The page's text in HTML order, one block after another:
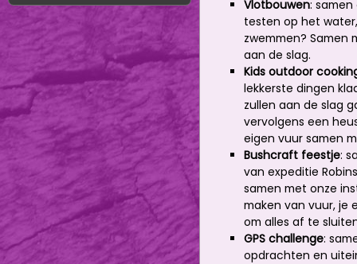
Vlotbouwen:
testen op het
zwemmen? Samen
aan de slag.
Kids outdoor
lekkerste dingen
zullen aan de slag
vervolgens een
eigen vuur samen
Bushcraft feestje:
van expeditie
samen met onze
maken van vuur, je
om alles af te
GPS challenge:
opdrachten en